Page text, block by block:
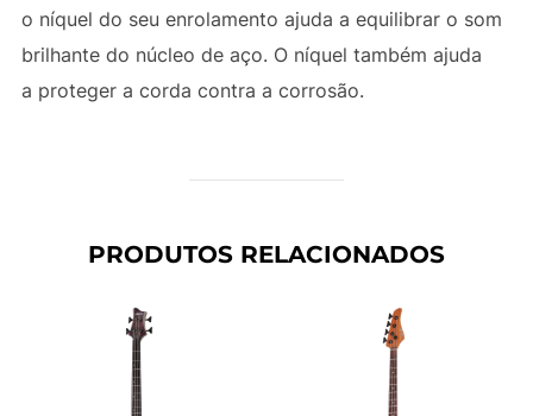
o níquel do seu enrolamento ajuda a equilibrar o som
brilhante do núcleo de aço. O níquel também ajuda
a proteger a corda contra a corrosão.
PRODUTOS RELACIONADOS